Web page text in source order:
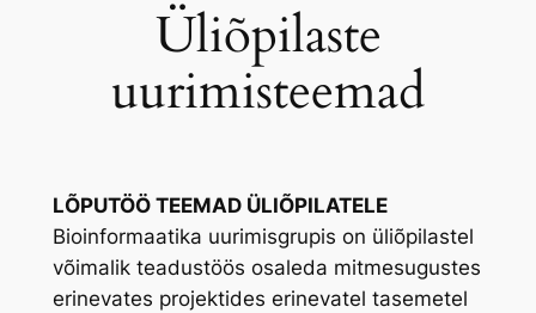
Üliõpilaste
uurimisteemad
LÕPUTÖÖ TEEMAD ÜLIÕPILATELE
Bioinformaatika uurimisgrupis on üliõpilastel
võimalik teadustöös osaleda mitmesugustes
erinevates projektides erinevatel tasemetel